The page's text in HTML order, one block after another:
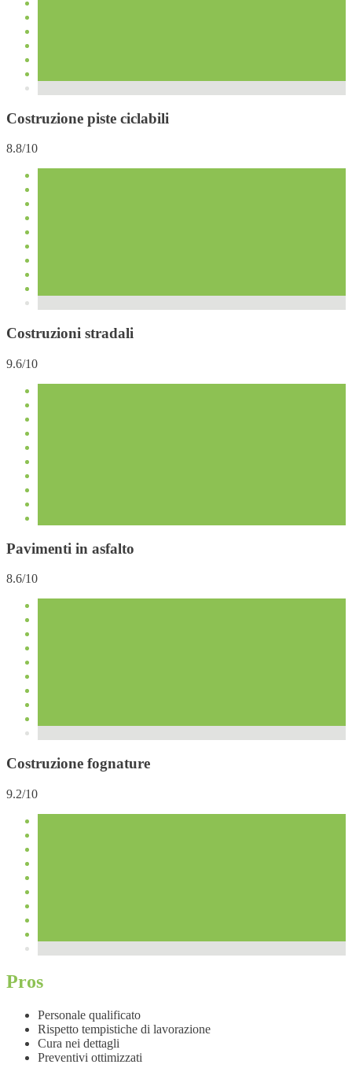
Costruzione piste ciclabili
8.8/10
Costruzioni stradali
9.6/10
Pavimenti in asfalto
8.6/10
Costruzione fognature
9.2/10
Pros
Personale qualificato
Rispetto tempistiche di lavorazione
Cura nei dettagli
Preventivi ottimizzati